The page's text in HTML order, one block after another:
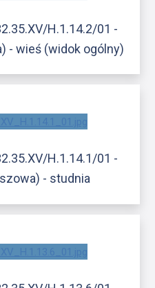
H.1.14.2/01 -
- wieś (widok ogólny)
H.1.14.1/01 -
- studnia